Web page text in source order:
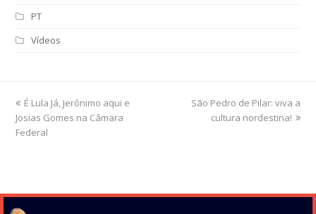
PT
Vídeos
previous
post:
É Lula Já, Jerônimo aqui e
Josias Gomes na Câmara
Federal
next
post:
São Pedro de Pilar: viva a
cultura nordestina!